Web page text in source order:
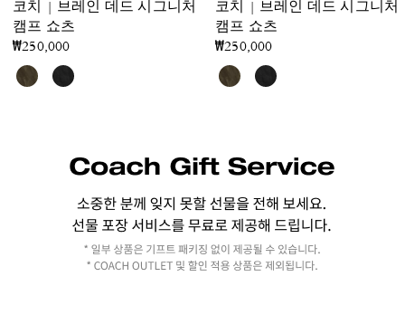
코치 | 브레인 데드 시그니처
캠프 쇼츠
₩250,000
코치 | 브레인 데드 시그니처
캠프 쇼츠
₩250,000